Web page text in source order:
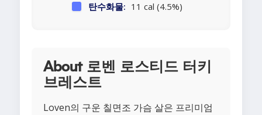
탄수화물: 11 cal (4.5%)
About 로벤 로스티드 터키
브레스트
Loven의 구운 칠면조 가슴 살은 프리미엄